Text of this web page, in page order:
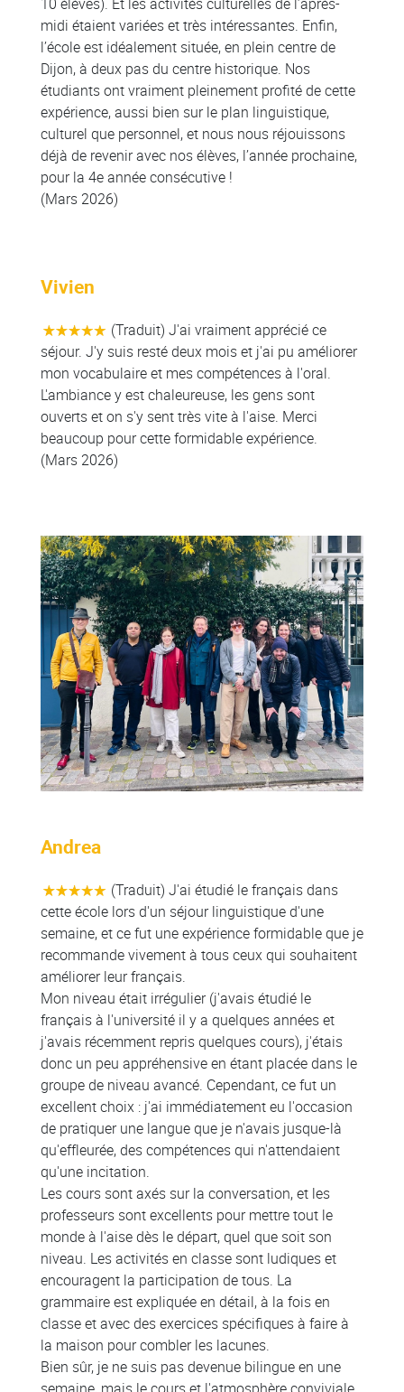
midi étaient variées et très intéressantes. Enfin,
l’école est idéalement située, en plein centre de
Dijon, à deux pas du centre historique. Nos
étudiants ont vraiment pleinement profité de cette
expérience, aussi bien sur le plan linguistique,
culturel que personnel, et nous nous réjouissons
déjà de revenir avec nos élèves, l’année prochaine,
pour la 4e année consécutive !
(Mars 2026)
Vivien
(Traduit) J'ai vraiment apprécié ce
séjour. J'y suis resté deux mois et j'ai pu améliorer
mon vocabulaire et mes compétences à l'oral.
L'ambiance y est chaleureuse, les gens sont
ouverts et on s'y sent très vite à l'aise. Merci
beaucoup pour cette formidable expérience.
(Mars 2026)
Andrea
(Traduit) J'ai étudié le français dans
cette école lors d'un séjour linguistique d'une
semaine, et ce fut une expérience formidable que je
recommande vivement à tous ceux qui souhaitent
améliorer leur français.
Mon niveau était irrégulier (j'avais étudié le
français à l'université il y a quelques années et
j'avais récemment repris quelques cours), j'étais
donc un peu appréhensive en étant placée dans le
groupe de niveau avancé. Cependant, ce fut un
excellent choix : j'ai immédiatement eu l'occasion
de pratiquer une langue que je n'avais jusque-là
qu'effleurée, des compétences qui n'attendaient
qu'une incitation.
Les cours sont axés sur la conversation, et les
professeurs sont excellents pour mettre tout le
monde à l'aise dès le départ, quel que soit son
niveau. Les activités en classe sont ludiques et
encouragent la participation de tous. La
grammaire est expliquée en détail, à la fois en
classe et avec des exercices spécifiques à faire à
la maison pour combler les lacunes.
Bien sûr, je ne suis pas devenue bilingue en une